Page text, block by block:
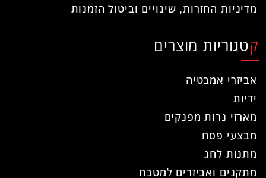
מדיניות החזרות, שינויים וביטול הזמנות
קטגוריות מוצרים
אביזרי אמבטיה
ידיות
מארזי נרות מפנקים
מבצעי פסח
מתנות לחג
מתקנים ואביזרים למטבח